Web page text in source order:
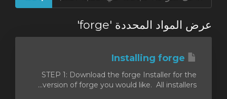
عرض المواد المحددة 'forge'
STEP 1: Download the forge Installer for the
version of forge you would like. All installers...